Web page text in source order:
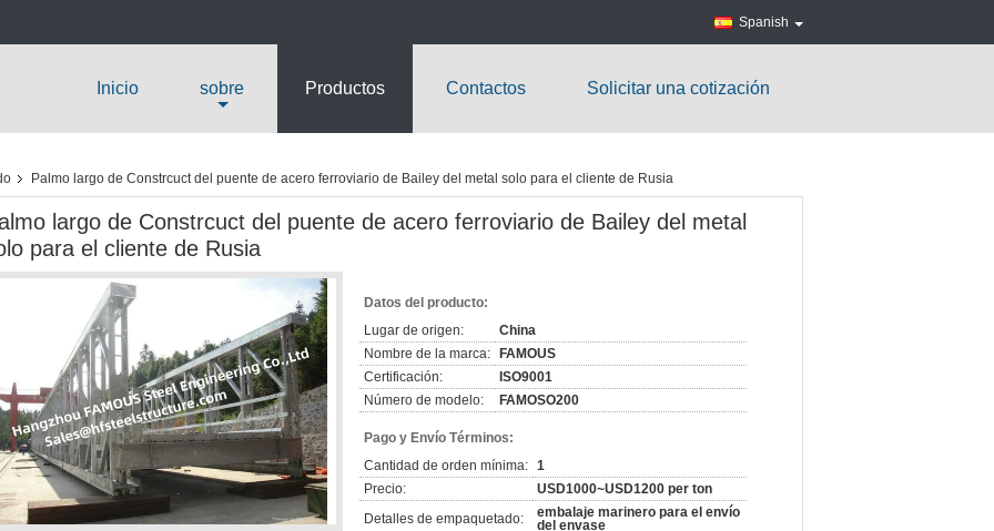
Spanish
Inicio sobre Productos Contactos Solicitar una cotización
Palmo largo de Constrcuct del puente de acero ferroviario de Bailey del metal solo para el cliente de Rusia
largo de Constrcuct del puente de acero ferroviario de Bailey del metal
para el cliente de Rusia
Datos del producto:
Lugar de origen:
China
Nombre de la marca:
FAMOUS
Certificación:
ISO9001
Número de modelo:
FAMOSO200
Pago y Envío Términos:
Cantidad de orden mínima: 1
Precio:
USD1000~USD1200 per ton
Detalles de empaquetado:
embalaje marinero para el envío
del envase